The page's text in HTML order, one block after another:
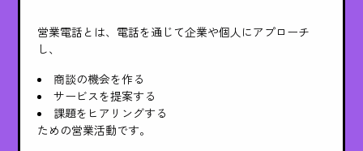
営業電話とは、電話を通じて企業や個人にアプローチ
し、
商談の機会を作る
サービスを提案する
課題をヒアリングする
ための営業活動です。